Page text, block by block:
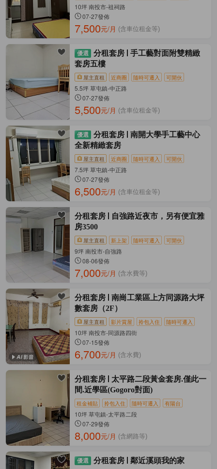
10坪 南投市-祖祠路
07-27發佈
7,500元/月 (含車位租金等)
分租套房
手工藝對面附雙精緻
套房五樓
屋主直租 近商圈 隨時可遷入 可開伙
5.5坪 草屯鎮-中正路
07-27發佈
5,500元/月 (含車位租金等)
分租套房
南開大學手工藝中心
全新精緻套房
屋主直租 近商圈 隨時可遷入 可開伙
7.5坪 草屯鎮-中正路
07-27發佈
6,500元/月 (含車位租金等)
分租套房
自強路近夜市，另有便宜雅
房3500
屋主直租 新上架 隨時可遷入 可開伙
9坪 南投市-自強路
08-06發佈
7,000元/月 (含水費等)
分租套房
南崗工業區上方同源路大坪
數套房（2F）
屋主直租 影片賞屋 拎包入住 隨時可遷入
10坪 南投市-同源路四街
07-15發佈
6,700元/月 (含水費)
分租套房
太平路二段黃金套房.僅此一
間.近學區(Gogoro對面)
租金補貼 拎包入住 隨時可遷入 有陽台
10坪 草屯鎮-太平路二段
07-29發佈
8,000元/月 (含網路等)
分租套房 鄰近溪頭我的家